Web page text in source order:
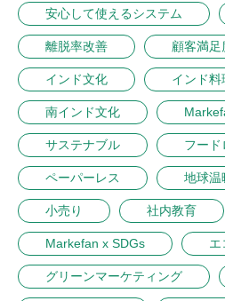
安心して使えるシステム
離脱率改善 顧客満足
インド文化 インド料
南インド文化
サステナブル フード
ペーパーレス 地球温
小売り 社内教育
Markefan x SDGs エ
グリーンマーケティング